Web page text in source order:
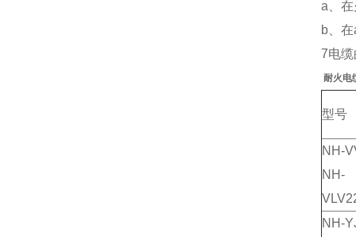
a、
b、
7电
耐火电
型号
NH-
NH-
NH-